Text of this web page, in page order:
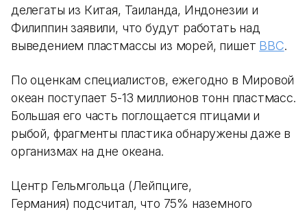
делегаты из Китая, Таиланда, Индонезии и
Филиппин заявили, что будут работать над
выведением пластмассы из морей, пишет BBC.
По оценкам специалистов, ежегодно в Мировой
океан поступает 5-13 миллионов тонн пластмасс.
Большая его часть поглощается птицами и
рыбой, фрагменты пластика обнаружены даже в
организмах на дне океана.
Центр Гельмгольца (Лейпциге,
Германия) подсчитал, что 75% наземного